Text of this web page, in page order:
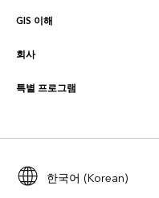
매핑
ArcGIS Online
Developer Technology
Esri 커뮤니티
ArcGIS Blog
사용자 리서치 및 테스트
Esri Young Professionals Network
GIS 이해
GIS란?
로케이션 인텔리전스
교육
ArcUser
회사
Esri 정보
채용
특별 프로그램
ArcGIS for Student Use
한국어 (Korean)